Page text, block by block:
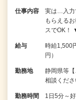
仕事内容
実は…入力
もらえる
スでOK！
給与
時給1,500
円）
勤務地
静岡県等
相談くださ
勤務時間
1日5分～